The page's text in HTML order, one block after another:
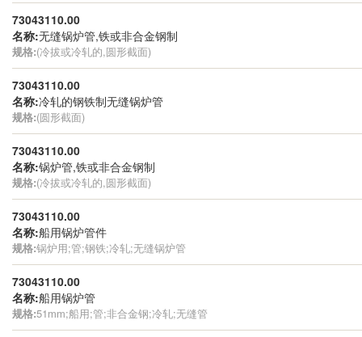
73043110.00
名称:无缝锅炉管,铁或非合金钢制
规格:(冷拔或冷轧的,圆形截面)
73043110.00
名称:冷轧的钢铁制无缝锅炉管
规格:(圆形截面)
73043110.00
名称:锅炉管,铁或非合金钢制
规格:(冷拔或冷轧的,圆形截面)
73043110.00
名称:船用锅炉管件
规格:锅炉用;管;钢铁;冷轧;无缝锅炉管
73043110.00
名称:船用锅炉管
规格:51mm;船用;管;非合金钢;冷轧;无缝管